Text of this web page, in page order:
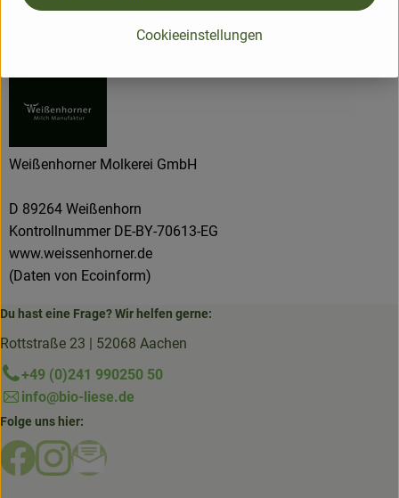
Weißenhorner Molkerei GmbH
D 89264 Weißenhorn
Kontrollnummer DE-BY-70613-EG
www.weissenhorner.de
(Daten von Ecoinform)
Du hast eine Frage? Wir helfen gerne:
Rottstraße 23 | 52068 Aachen
+49 (0)241 990250 50
info@bio-liese.de
Folge uns hier:
Externer Link zu https://www.facebook.com/
Externer Link zu https://www.instagram.com/
Externer Link zu https://mailchi.mp/
Cookieeinstellungen